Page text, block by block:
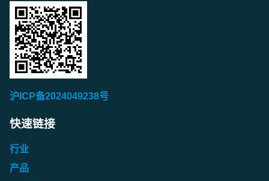
沪ICP备2024049238号
快速链接
行业
产品